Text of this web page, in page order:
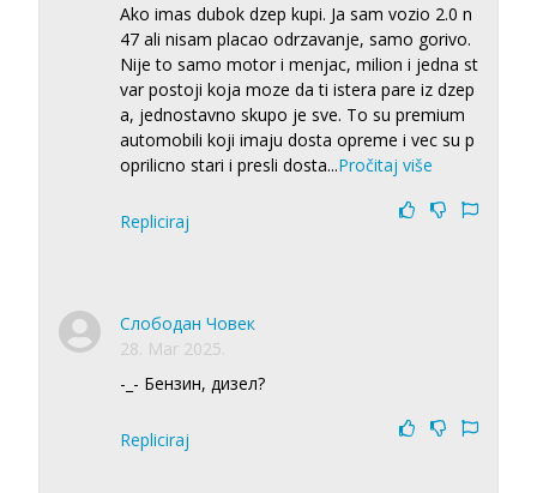
Ako imas dubok dzep kupi. Ja sam vozio 2.0 n
47 ali nisam placao odrzavanje, samo gorivo.
Nije to samo motor i menjac, milion i jedna st
var postoji koja moze da ti istera pare iz dzep
a, jednostavno skupo je sve. To su premium
automobili koji imaju dosta opreme i vec su p
oprilicno stari i presli dosta...Pročitaj više
Repliciraj
Слободан Човек
28. Mar 2025.
-_- Бензин, дизел?
Repliciraj